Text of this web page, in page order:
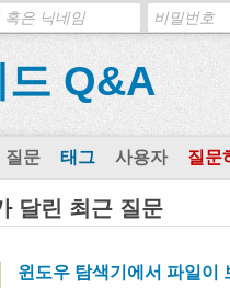
드 Q&A
질문 태그 사용자 질문
달린 최근 질문
윈도우 탐색기에서 파일이